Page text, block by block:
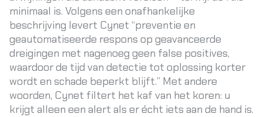
minimaal is. Volgens een onafhankelijke
beschrijving levert Cynet “preventie en
geautomatiseerde respons op geavanceerde
dreigingen met nagenoeg geen false positives,
waardoor de tijd van detectie tot oplossing korter
wordt en schade beperkt blijft.” Met andere
woorden, Cynet filtert het kaf van het koren: u
krijgt alleen een alert als er écht iets aan de hand is.